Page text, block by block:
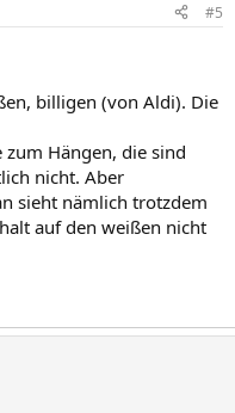
#5
billigen (von Aldi). Die
Hängen, die sind
nicht. Aber
sieht nämlich trotzdem
auf den weißen nicht